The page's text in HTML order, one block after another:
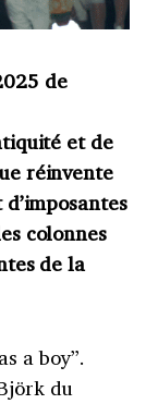
de
et de
réinvente
colonnes
de la
a boy”.
du